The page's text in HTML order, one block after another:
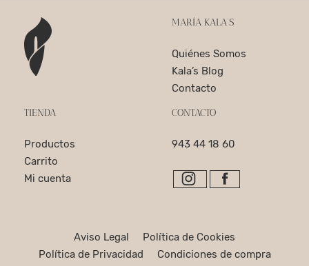
MARÍA KALA’S
Quiénes Somos
Kala’s Blog
Contacto
TIENDA
Productos
Carrito
Mi cuenta
CONTACTO
943 44 18 60
Aviso Legal
Política de Cookies
Política de Privacidad
Condiciones de compra